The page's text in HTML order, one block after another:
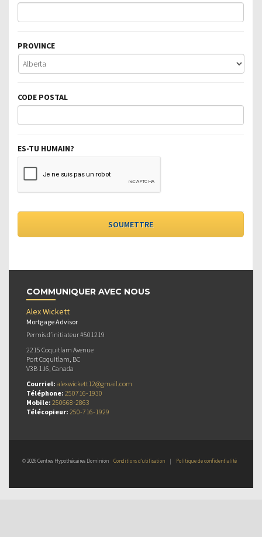
PROVINCE
CODE POSTAL
ES-TU HUMAIN?
COMMUNIQUER AVEC NOUS
Alex Wickett
Mortgage Advisor
Permis d’initiateur #501219
2215 Coquitlam Avenue
Port Coquitlam, BC
V3B 1J6, Canada
Courriel: alexwickett12@gmail.com
Téléphone: 250716-1930
Mobile: 250668-2863
Télécopieur: 250-716-1929
© 2026 Centres Hypothécaires Dominion Conditions d’utilisation | Politique de confidentialité